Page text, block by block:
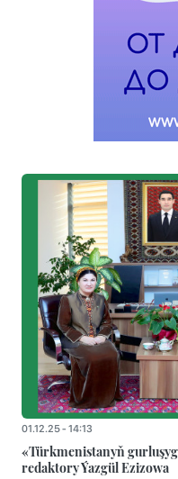
01.12.25 - 14:13
«Türkmenistanyň
redaktory Ýazgül Ezizowa